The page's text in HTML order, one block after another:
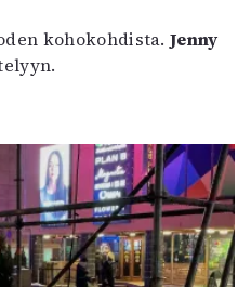
kohokohdista.Jenny